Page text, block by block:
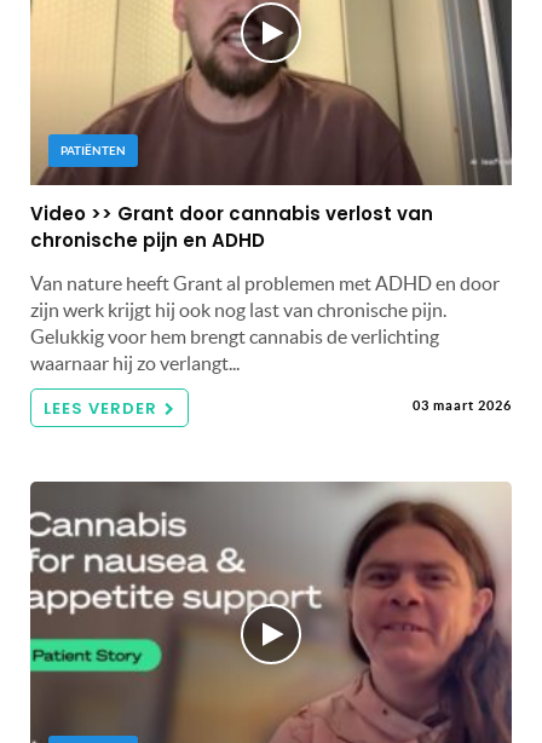
PATIËNTEN
Video >> Grant door cannabis verlost van
chronische pijn en ADHD
Van nature heeft Grant al problemen met ADHD en door
zijn werk krijgt hij ook nog last van chronische pijn.
Gelukkig voor hem brengt cannabis de verlichting
waarnaar hij zo verlangt...
LEES VERDER 03 maart 2026